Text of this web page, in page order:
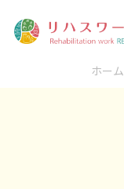
ホーム